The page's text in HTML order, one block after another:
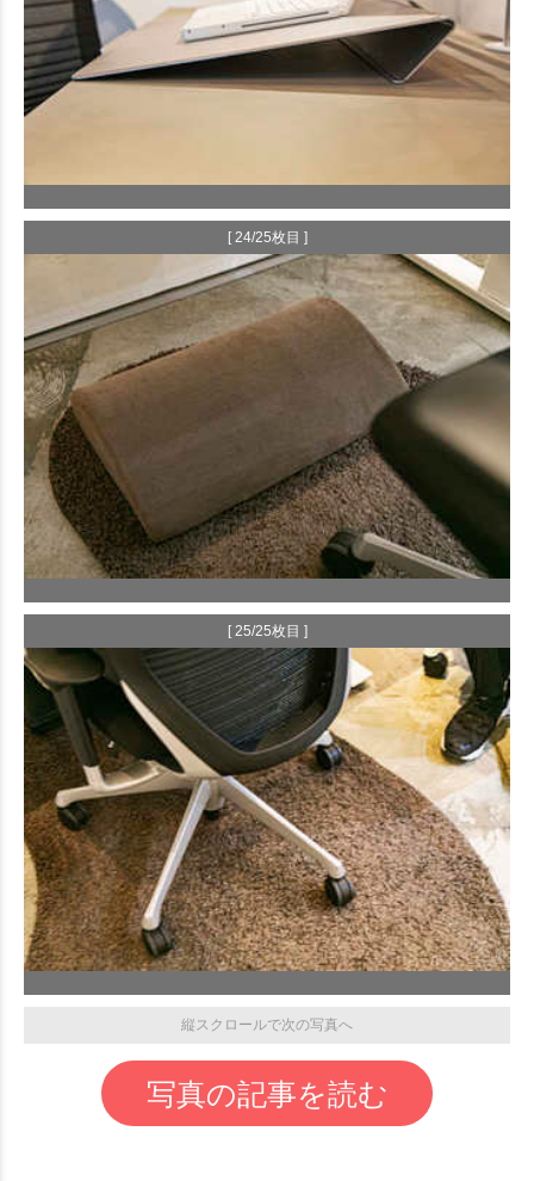
[ 24/25枚目 ]
[ 25/25枚目 ]
縦スクロールで次の写真へ
写真の記事を読む